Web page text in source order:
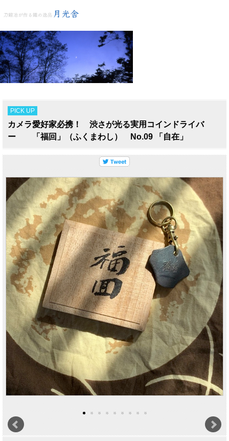
PICK UP
カメラ愛好家必携！ 渋さが光る実用コインドライバ
ー 「福回」（ふくまわし） No.09 「自在」